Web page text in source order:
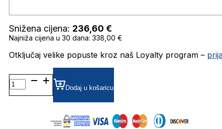
Snižena cijena: 236,60 €
Najniža cijena u 30 dana: 338,00 €
Otključaj velike popuste kroz naš Loyalty program –
GV40008U SUNČANE
NAOČALE
GIVENCHY
Dodaj u košaricu